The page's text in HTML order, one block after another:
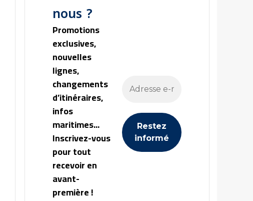
nous ?
Promotions
exclusives,
nouvelles
lignes,
changements
d’itinéraires,
infos
maritimes...
Inscrivez-vous
pour tout
recevoir en
avant-
première !